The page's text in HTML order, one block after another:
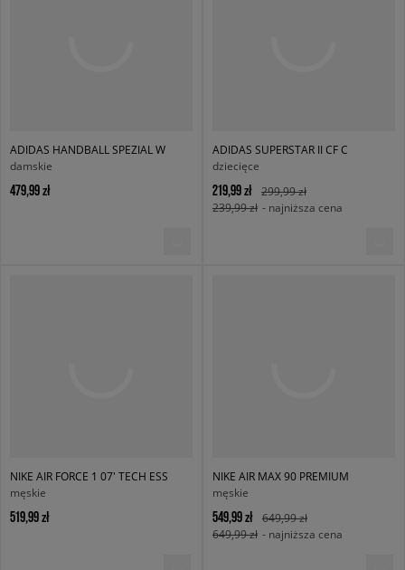
ADIDAS HANDBALL SPEZIAL W
damskie
479,99 zł
ADIDAS SUPERSTAR II CF C
dziecięce
219,99 zł
299,99 zł
239,99 zł - najniższa cena
NIKE AIR FORCE 1 07' TECH ESS
męskie
519,99 zł
NIKE AIR MAX 90 PREMIUM
męskie
549,99 zł
649,99 zł
649,99 zł - najniższa cena